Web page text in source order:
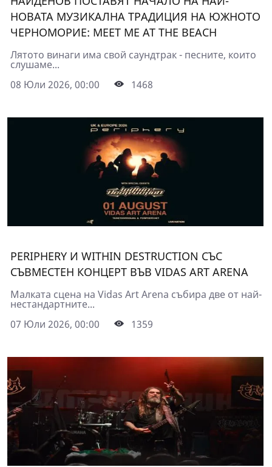
НОВАТА МУЗИКАЛНА ТРАДИЦИЯ НА ЮЖНОТО
ЧЕРНОМОРИЕ: MEET ME AT THE BEACH
Лятото винаги има свой саундтрак - песните, които
слушаме...
08 Юли 2026, 00:00
1468
PERIPHERY И WITHIN DESTRUCTION СЪС
СЪВМЕСТЕН КОНЦЕРТ ВЪВ VIDAS ART ARENA
Малката сцена на Vidas Art Arena събира две от най-
нестандартните...
07 Юли 2026, 00:00
1359